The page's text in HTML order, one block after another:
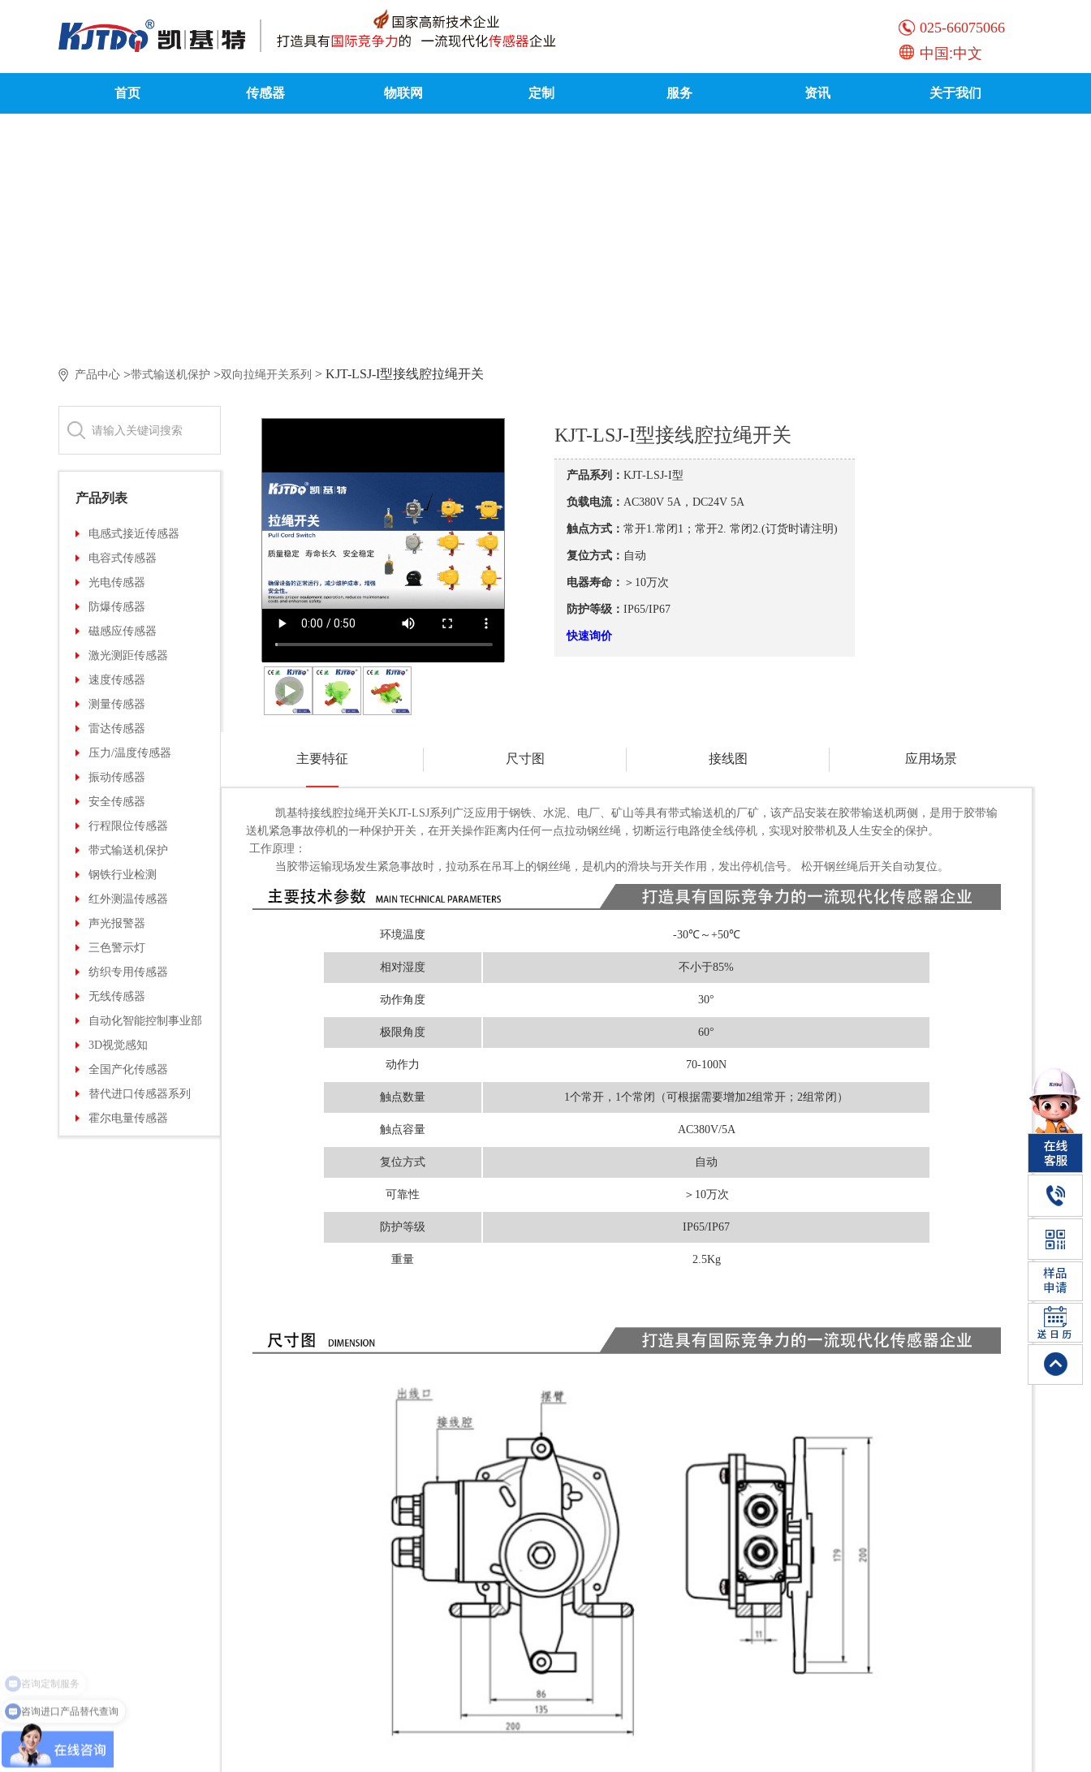
025-66075066
中国:中文
首页 传感器 物联网 定制 服务 资讯 关于我们
产品中心 >带式输送机保护 >双向拉绳开关系列 > KJT-LSJ-I型接线腔拉绳开关
产品列表
电感式接近传感器
电容式传感器
光电传感器
防爆传感器
磁感应传感器
激光测距传感器
速度传感器
测量传感器
雷达传感器
压力/温度传感器
振动传感器
安全传感器
行程限位传感器
带式输送机保护
钢铁行业检测
红外测温传感器
声光报警器
三色警示灯
纺织专用传感器
无线传感器
自动化智能控制事业部
3D视觉感知
全国产化传感器
替代进口传感器系列
霍尔电量传感器
KJT-LSJ-I型接线腔拉绳开关
产品系列： KJT-LSJ-I型
负载电流： AC380V 5A，DC24V 5A
触点方式： 常开1.常闭1；常开2. 常闭2.(订货时请注明)
复位方式： 自动
电器寿命： ＞10万次
防护等级： IP65/IP67
快速询价
主要特征 尺寸图 接线图 应用场景
凯基特接线腔拉绳开关KJT-LSJ系列广泛应用于钢铁、水泥、电厂、矿山等具有带式输送机的厂矿，该产品安装在胶带输送机两侧，是用于胶带输
送机紧急事故停机的一种保护开关，在开关操作距离内任何一点拉动钢丝绳，切断运行电路使全线停机，实现对胶带机及人生安全的保护。
工作原理：
当胶带运输现场发生紧急事故时，拉动系在吊耳上的钢丝绳，是机内的滑块与开关作用，发出停机信号。 松开钢丝绳后开关自动复位。
环境温度 -30℃～+50℃
相对湿度 不小于85%
动作角度 30°
极限角度 60°
动作力 70-100N
触点数量 1个常开，1个常闭（可根据需要增加2组常开；2组常闭）
触点容量 AC380V/5A
复位方式 自动
可靠性 ＞10万次
防护等级 IP65/IP67
重量 2.5Kg
咨询进口产品替代查询